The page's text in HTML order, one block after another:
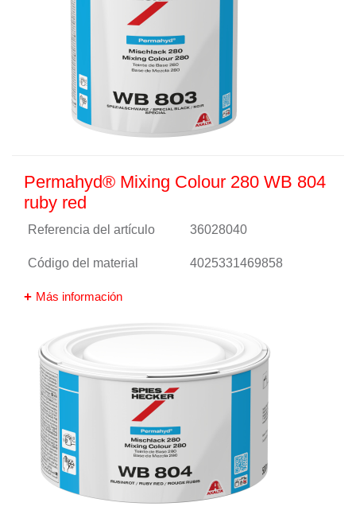
Permahyd® Mixing Colour 280 WB 804
ruby red
Referencia del artículo 36028040
Código del material 4025331469858
Más información